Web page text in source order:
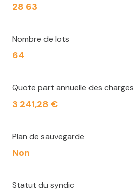
28 63
Nombre de lots
64
Quote part annuelle des charges
3 241,28 €
Plan de sauvegarde
Non
Statut du syndic